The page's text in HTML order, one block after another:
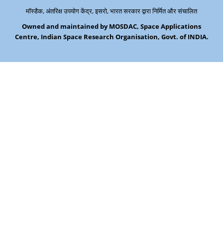
मॉस्डैक, अंतरिक्ष उपयोग केंद्र, इसरो, भारत सरकार द्वारा निर्मित और संचालित
Owned and maintained by MOSDAC, Space Applications
Centre, Indian Space Research Organisation, Govt. of INDIA.